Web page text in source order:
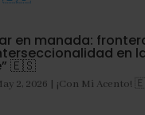
en manada:
en
🇪🇸
2, 2026 | ¡Con Mi Acento!